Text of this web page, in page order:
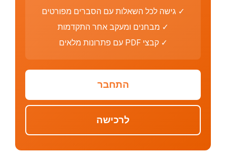
✓ גישה לכל השאלות עם הסברים מפורטים
✓ מבחנים ומעקב אחר התקדמות
✓ קבצי PDF עם פתרונות מלאים
התחבר
לרכישה